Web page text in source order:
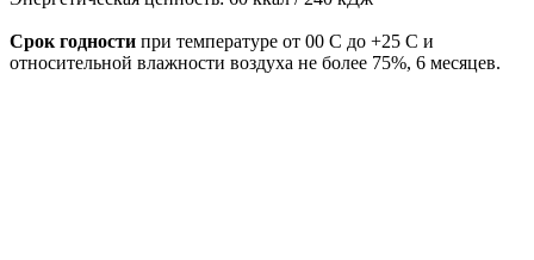
Срок годности при температуре от 00 С до +25 С и
относительной влажности воздуха не более 75%, 6 месяцев.